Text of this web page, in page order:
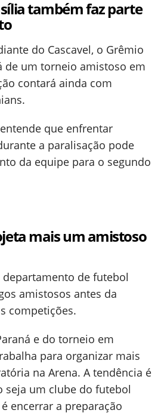
também faz parte
do Cascavel, o Grêmio
de um torneio amistoso em
contará ainda com
que enfrentar
a paralisação pode
da equipe para o segundo
mais um amistoso
de futebol
amistosos antes da
competições.
e do torneio em
para organizar mais
na Arena. A tendência é
seja um clube do futebol
encerrar a preparação